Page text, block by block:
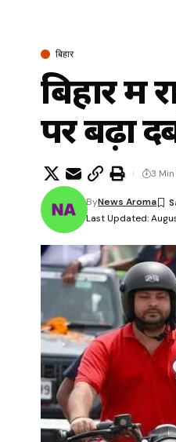
बिहार
बिहार में
पर बढ़ा
Last Updated:
ByNews Aroma
3